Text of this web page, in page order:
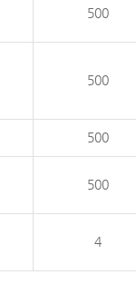
500
500
500
500
4